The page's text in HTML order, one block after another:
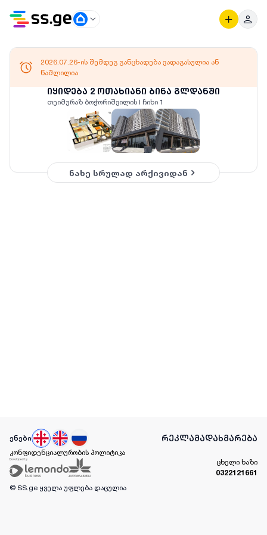
იყიდება 2 ოთახიანი ბინა გლდანში
თეიმურაზ ბოჭორიშვილის I ჩიხი 1
2026.07.26-ის შემდეგ განცხადება ვადაგასულია ან
წაშლილია
ნახე სრულად არქივიდან
ენები რეკლამადახმარება
კონფიდენციალურობის პოლიტიკა
ცხელი ხაზი
0322121661
© SS.ge ყველა უფლება დაცულია